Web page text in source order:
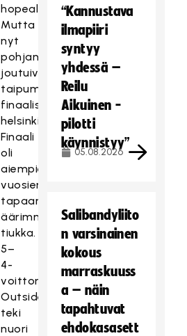
hopealle.
Mutta
nyt
pohjanmaalaiset
joutuivat
taipumaan
finaalissa
helsinkiläisjoukkueelle.
Finaali
oli
aiempien
vuosien
tapaan
äärimmäisen
tiukka.
5–
4-
voittomaalin
Outsidersille
teki
nuori
“Kannustava
ilmapiiri
syntyy
yhdessä –
Reilu
Aikuinen -
pilotti
käynnistyy”
05.08.2026
Salibandyliito
n varsinainen
kokous
marraskuuss
a – näin
tapahtuvat
ehdokasasett